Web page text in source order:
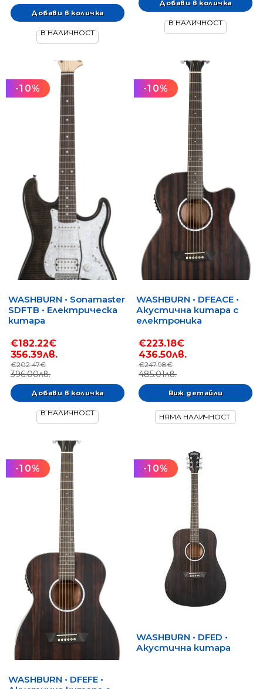
В НАЛИЧНОСТ
В НАЛИЧНОСТ
-10%
WASHBURN • Sonamaster
SDFTB • Електрическа
китара
€182.22€
356.39лв.
€202.47€
396.00лв.
В НАЛИЧНОСТ
-10%
WASHBURN • DFEACE •
Акустична китара с
електроника
€223.18€
436.50лв.
€247.98€
485.01лв.
Виж детайли
НЯМА НАЛИЧНОСТ
-10%
WASHBURN • DFEFE •
-10%
WASHBURN • DFED •
Акустична китара